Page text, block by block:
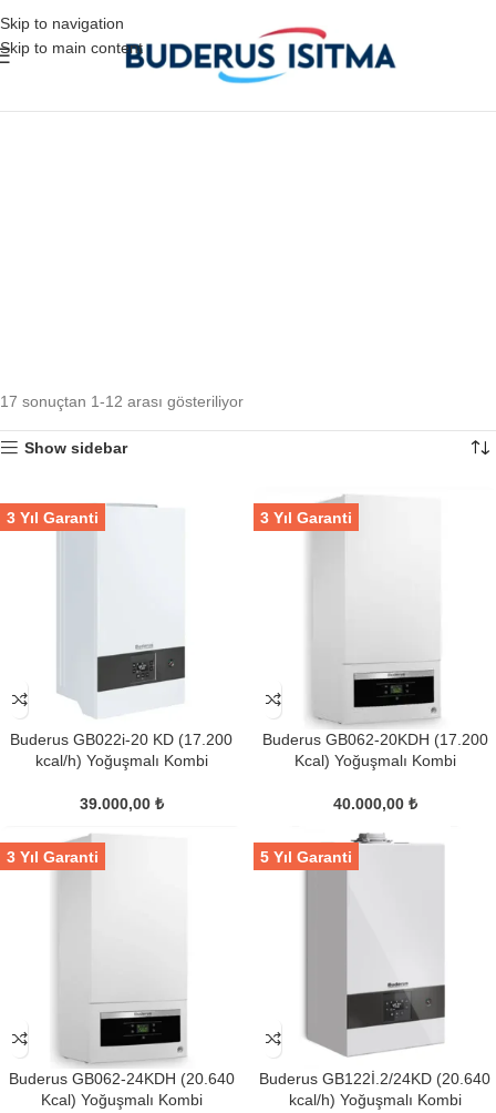
Skip to navigation
Skip to main content
17 sonuçtan 1-12 arası gösteriliyor
Show sidebar
3 Yıl Garanti
Buderus GB022i-20 KD (17.200
kcal/h) Yoğuşmalı Kombi
39.000,00 ₺
3 Yıl Garanti
Buderus GB062-20KDH (17.200
Kcal) Yoğuşmalı Kombi
40.000,00 ₺
3 Yıl Garanti
Buderus GB062-24KDH (20.640
Kcal) Yoğuşmalı Kombi
5 Yıl Garanti
Buderus GB122İ.2/24KD (20.640
kcal/h) Yoğuşmalı Kombi